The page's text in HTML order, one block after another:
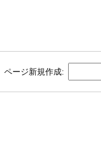
ページ新規作成: